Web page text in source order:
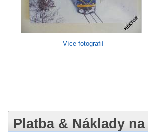
Více fotografií
Platba & Náklady